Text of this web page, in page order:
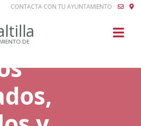
CONTACTA CON TU AYUNTAMIENTO
DE